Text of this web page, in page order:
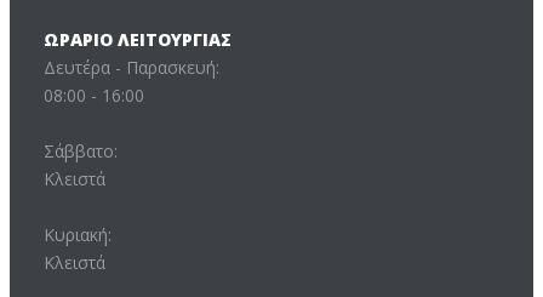
ΩΡΆΡΙΟ ΛΕΙΤΟΥΡΓΊΑΣ
Δευτέρα - Παρασκευή:
08:00 - 16:00
Σάββατο:
Κλειστά
Κυριακή:
Κλειστά